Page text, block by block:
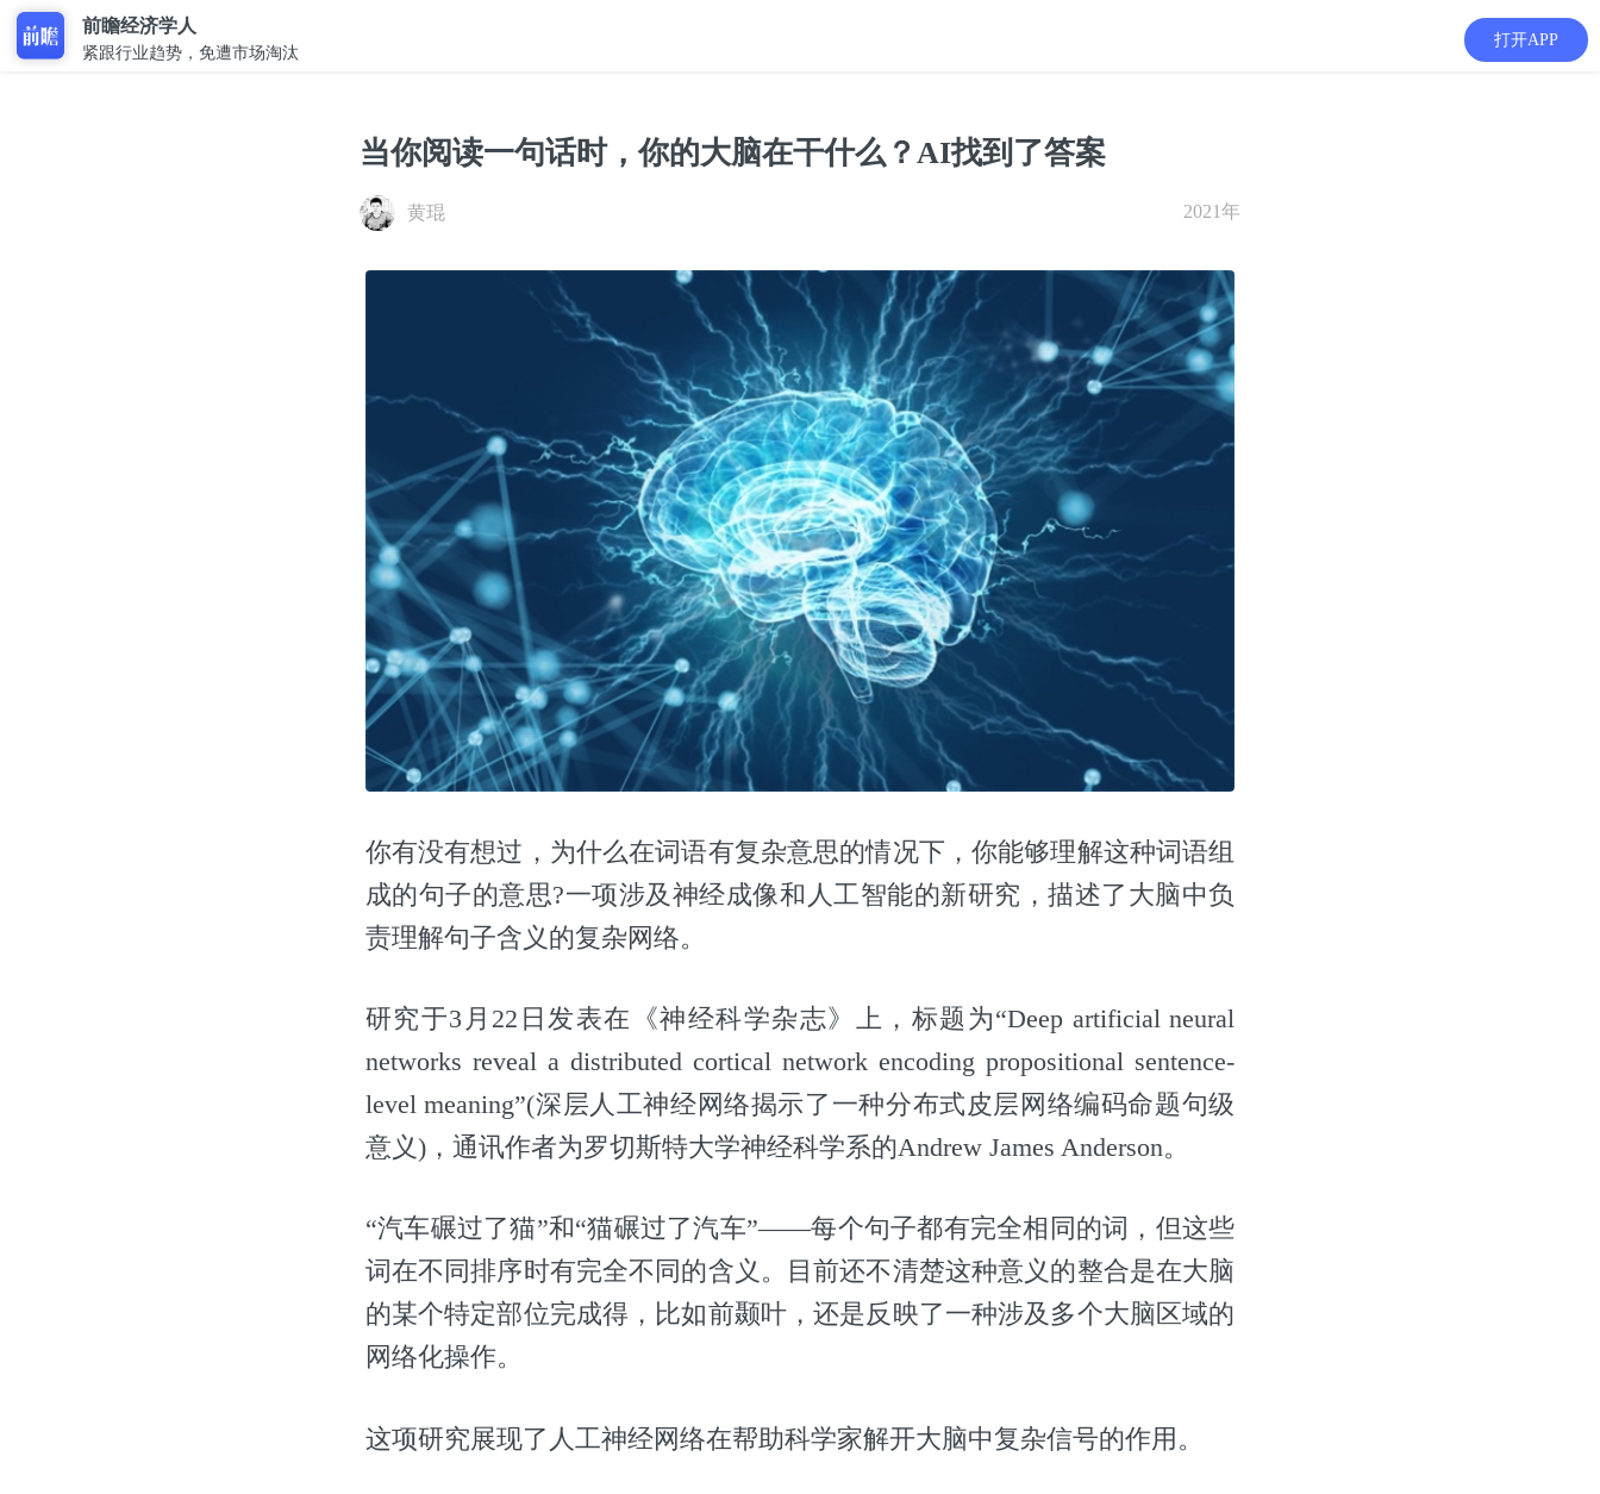
前瞻经济学人
紧跟行业趋势，免遭市场淘汰
打开APP
当你阅读一句话时，你的大脑在干什么？AI找到了答案
黄琨 2021年
你有没有想过，为什么在词语有复杂意思的情况下，你能够理解这种词语组
成的句子的意思?一项涉及神经成像和人工智能的新研究，描述了大脑中负
责理解句子含义的复杂网络。
研究于3月22日发表在《神经科学杂志》上，标题为“Deep artificial neural
networks reveal a distributed cortical network encoding propositional sentence-
level meaning”(深层人工神经网络揭示了一种分布式皮层网络编码命题句级
意义)，通讯作者为罗切斯特大学神经科学系的Andrew James Anderson。
“汽车碾过了猫”和“猫碾过了汽车”——每个句子都有完全相同的词，但这些
词在不同排序时有完全不同的含义。目前还不清楚这种意义的整合是在大脑
的某个特定部位完成得，比如前颞叶，还是反映了一种涉及多个大脑区域的
网络化操作。
这项研究展现了人工神经网络在帮助科学家解开大脑中复杂信号的作用。